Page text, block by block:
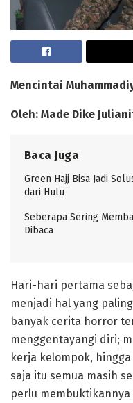
Mencintai
Oleh: Made Dike
Baca Juga
Green Hajj Bisa Jadi
dari Hulu
Seberapa Sering
Dibaca
Hari-hari pertama
menjadi hal yang
banyak cerita horror
menggentayangi diri;
kerja kelompok,
saja itu semua masih
perlu membuktikannya